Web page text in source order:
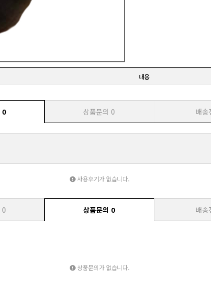
내용
0 상품문의 0 배송
사용후기가 없습니다.
0 상품문의 0 배송
상품문의가 없습니다.